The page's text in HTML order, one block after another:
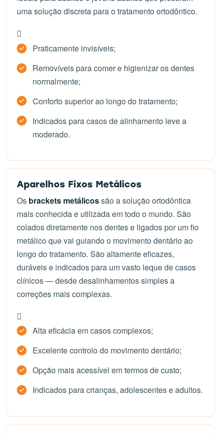
uma solução discreta para o tratamento ortodôntico.
Praticamente invisíveis;
Removíveis para comer e higienizar os dentes
normalmente;
Conforto superior ao longo do tratamento;
Indicados para casos de alinhamento leve a
moderado.
Aparelhos Fixos Metálicos
Os brackets metálicossão a solução ortodôntica
mais conhecida e utilizada em todo o mundo. São
colados diretamente nos dentes e ligados por um fio
metálico que vai guiando o movimento dentário ao
longo do tratamento. São altamente eficazes,
duráveis e indicados para um vasto leque de casos
clínicos — desde desalinhamentos simples a
correções mais complexas.
Alta eficácia em casos complexos;
Excelente controlo do movimento dentário;
Opção mais acessível em termos de custo;
Indicados para crianças, adolescentes e adultos.